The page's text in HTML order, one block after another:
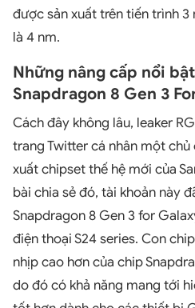
được sản xuất trên tiến trình 3
là 4 nm.
Những nâng cấp nổi
Snapdragon 8 Gen 3
Cách đây không lâu, leaker
trang Twitter cá nhân một
xuất chipset thế hệ mới của
bài chia sẻ đó, tài khoản này
Snapdragon 8 Gen 3 for
điện thoại S24 series. Con
nhịp cao hơn của chip
do đó có khả năng mang tới